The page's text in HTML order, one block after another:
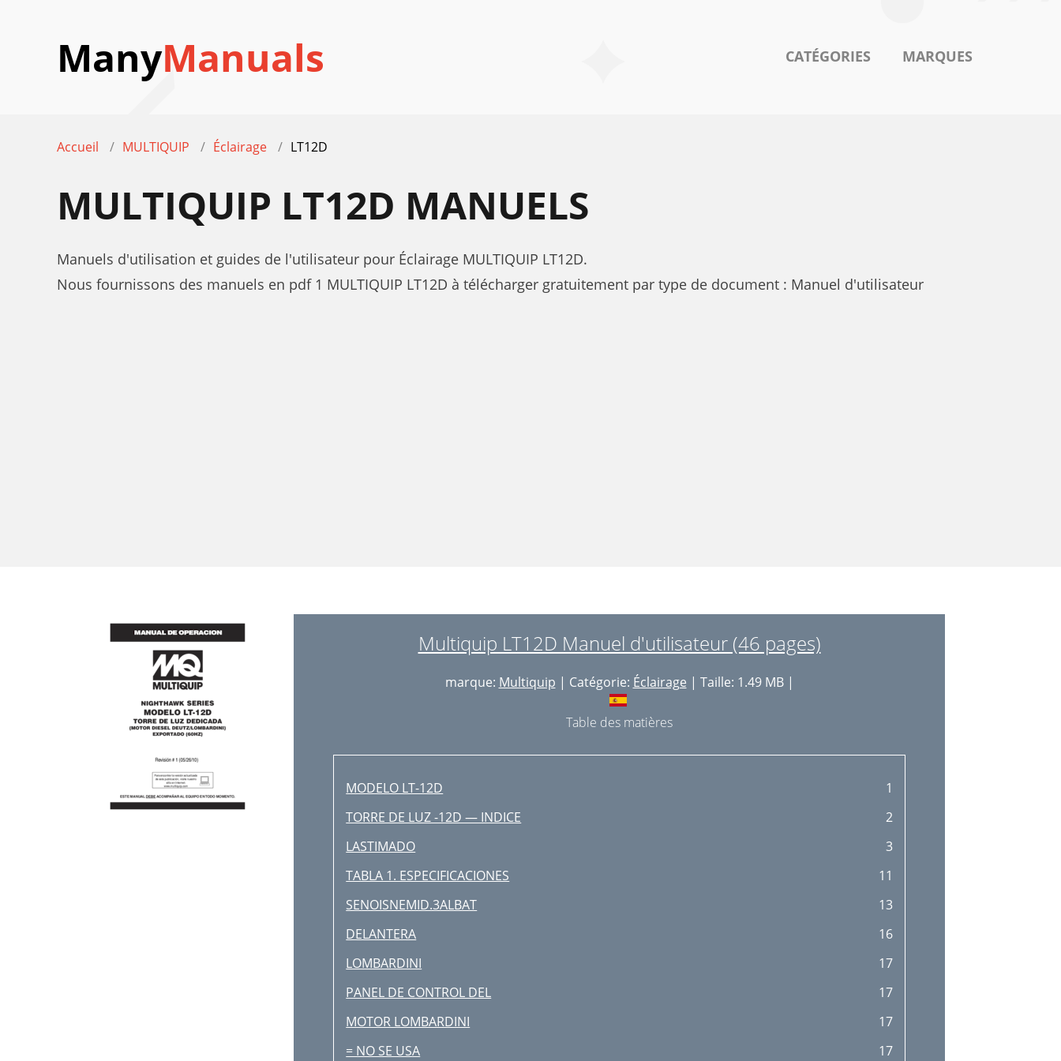
ManyManuals CATÉGORIES MARQUES
Accueil MULTIQUIP Éclairage LT12D
MULTIQUIP LT12D MANUELS
Manuels d'utilisation et guides de l'utilisateur pour Éclairage MULTIQUIP LT12D.
Nous fournissons des manuels en pdf 1 MULTIQUIP LT12D à télécharger gratuitement par type de document : Manuel d'utilisateur
Multiquip LT12D Manuel d'utilisateur (46 pages)
marque: Multiquip | Catégorie: Éclairage | Taille: 1.49 MB |
Table des matières
MODELO LT-12D
1
TORRE DE LUZ -12D — INDICE
2
LASTIMADO
3
TABLA 1. ESPECIFICACIONES
11
SENOISNEMID.3ALBAT
13
DELANTERA
16
LOMBARDINI
17
PANEL DE CONTROL DEL
17
MOTOR LOMBARDINI
17
= NO SE USA
17